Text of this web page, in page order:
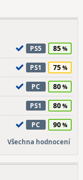
PS5 85
PS1 75
PC 80
PS1 80
PC 90
Všechna hodnocení